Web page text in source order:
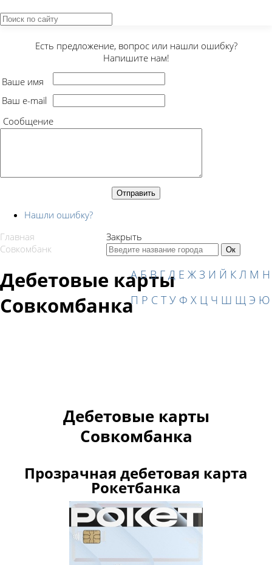
Есть предложение, вопрос или нашли ошибку?
Напишите нам!
Ваше имя
Ваш e-mail
Сообщение
Нашли ошибку?
Закрыть
А Б В Г Д Е Ж З И Й К Л М Н
П Р С Т У Ф Х Ц Ч Ш Щ Э Ю
Главная
Совкомбанк
Дебетовые карты
Совкомбанка
Дебетовые карты
Совкомбанка
Прозрачная дебетовая карта
Рокетбанка